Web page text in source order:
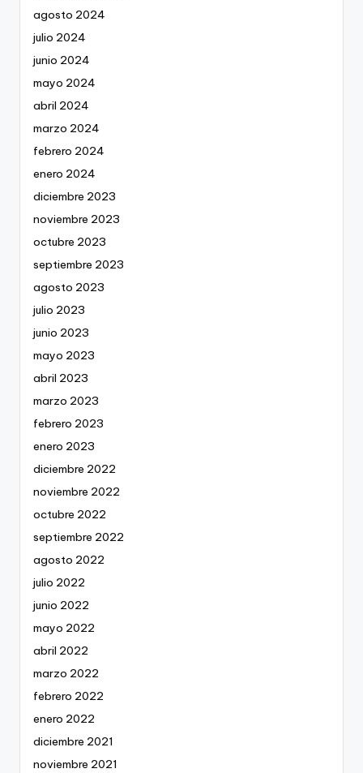
agosto 2024
julio 2024
junio 2024
mayo 2024
abril 2024
marzo 2024
febrero 2024
enero 2024
diciembre 2023
noviembre 2023
octubre 2023
septiembre 2023
agosto 2023
julio 2023
junio 2023
mayo 2023
abril 2023
marzo 2023
febrero 2023
enero 2023
diciembre 2022
noviembre 2022
octubre 2022
septiembre 2022
agosto 2022
julio 2022
junio 2022
mayo 2022
abril 2022
marzo 2022
febrero 2022
enero 2022
diciembre 2021
noviembre 2021